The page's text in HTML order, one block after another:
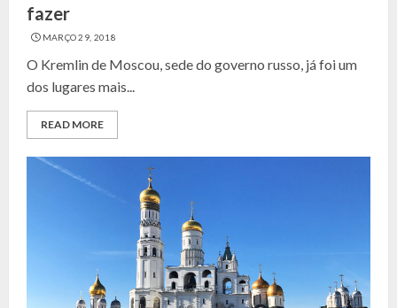
fazer
MARÇO 29, 2018
O Kremlin de Moscou, sede do governo russo, já foi um
dos lugares mais...
READ MORE